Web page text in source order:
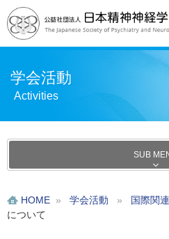
学会活動
Activities
SUB
HOME » 学会活動 » 国際関連
について